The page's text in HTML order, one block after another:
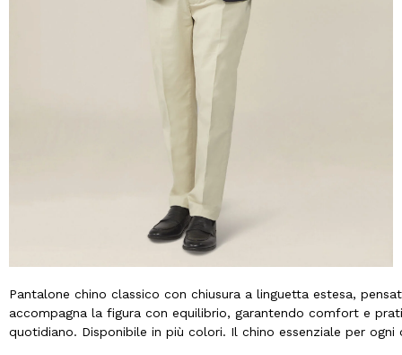
Pantalone chino classico con chiusura a linguetta estesa,
accompagna la figura con equilibrio, garantendo comfort e
quotidiano. Disponibile in più colori. Il chino essenziale per ogni